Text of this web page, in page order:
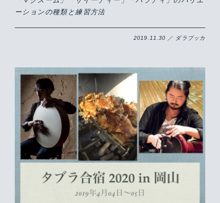
ーションの種類と練習方法
2019.11.30 ／ ダラブッカ